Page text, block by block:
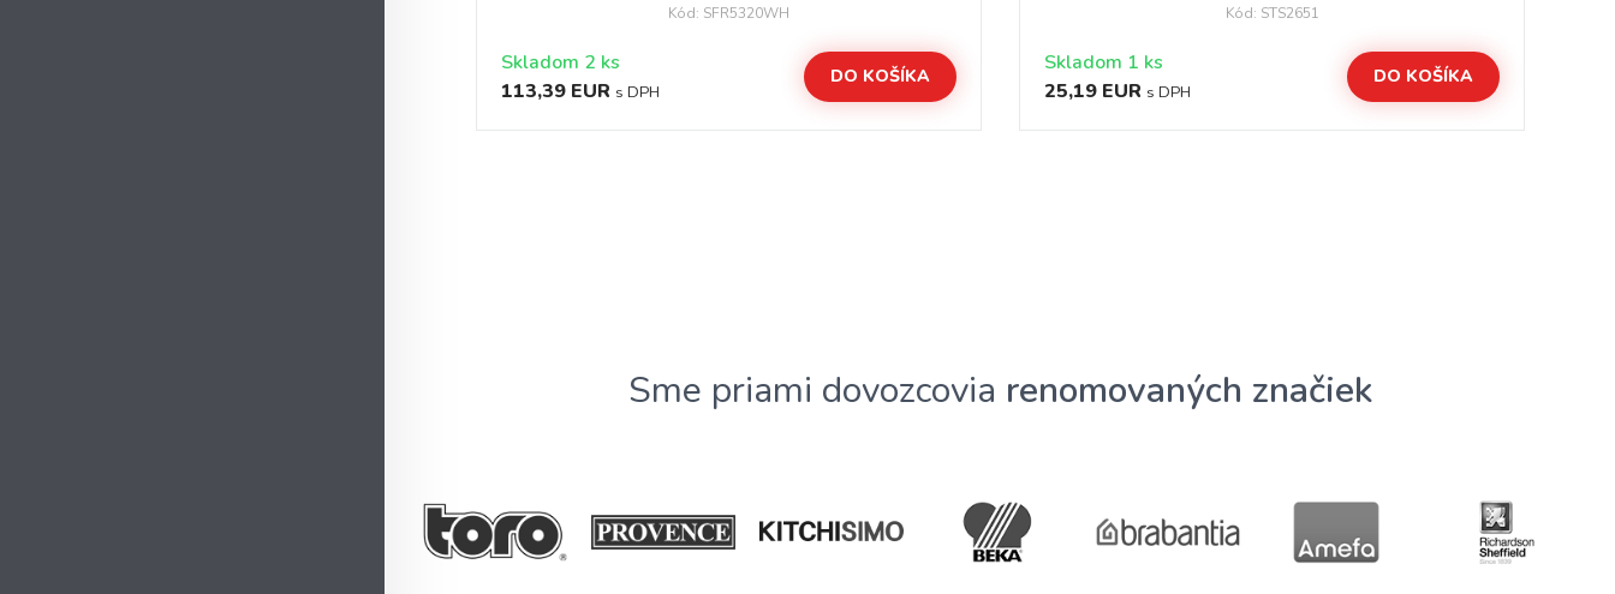
Kód: SFR5320WH
Skladom 2 ks
113,39 EUR s DPH
DO KOŠÍKA
Kód: STS2651
Skladom 1 ks
25,19 EUR s DPH
DO KOŠÍKA
Sme priami dovozcovia renomovaných značiek